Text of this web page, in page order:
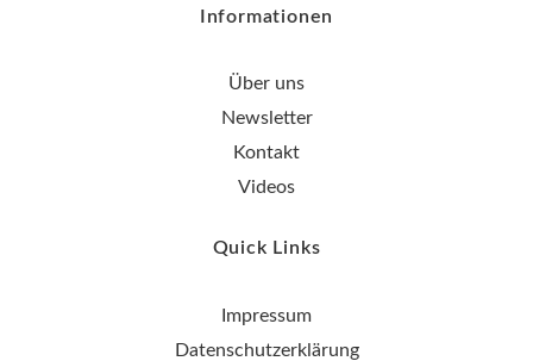
Informationen
Über uns
Newsletter
Kontakt
Videos
Quick Links
Impressum
Datenschutzerklärung